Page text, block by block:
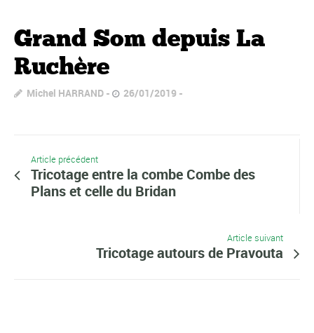
Grand Som depuis La
Ruchère
Michel HARRAND 26/01/2019
Article précédent
Tricotage entre la combe Combe des
Plans et celle du Bridan
Article suivant
Tricotage autours de Pravouta